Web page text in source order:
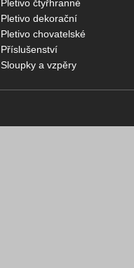
Pletivo čtyřhranné
Pletivo dekorační
Pletivo chovatelské
Příslušenství
Sloupky a vzpěry